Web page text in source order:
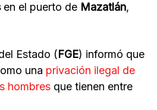
en el puerto de Mazatlán,
Estado (FGE) informó que
una privación ilegal de
hombres que tienen entre